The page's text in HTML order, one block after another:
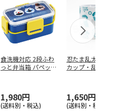
食洗機対応 2段ふわ
っと弁当箱 パペッ
1,980円
(送料別・税込)
忍たま乱太郎 マグ
カップ・乱太郎・き
1,650円
(送料別・税込)